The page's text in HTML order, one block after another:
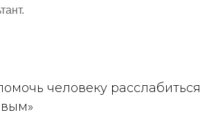
человеку расслабиться